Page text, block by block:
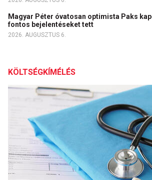
Magyar Péter óvatosan optimista Paks
fontos bejelentéseket tett
2026. AUGUSZTUS 6.
KÖLTSÉGKÍMÉLÉS